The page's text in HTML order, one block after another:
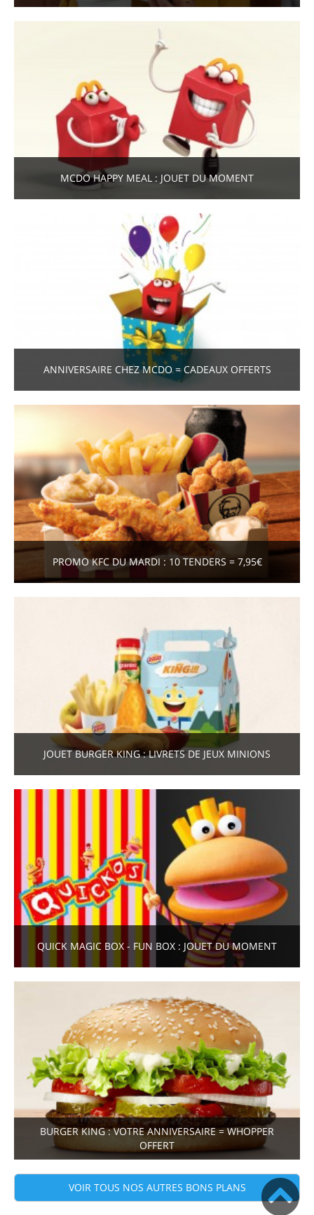
MCDO HAPPY MEAL : JOUET DU MOMENT
ANNIVERSAIRE CHEZ MCDO = CADEAUX OFFERTS
PROMO KFC DU MARDI : 10 TENDERS = 7,95€
JOUET BURGER KING : LIVRETS DE JEUX MINIONS
QUICK MAGIC BOX - FUN BOX : JOUET DU MOMENT
BURGER KING : VOTRE ANNIVERSAIRE = WHOPPER
OFFERT
VOIR TOUS NOS AUTRES BONS PLANS